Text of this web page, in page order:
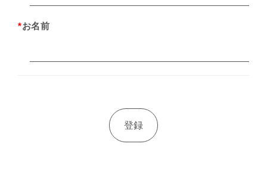
*お名前